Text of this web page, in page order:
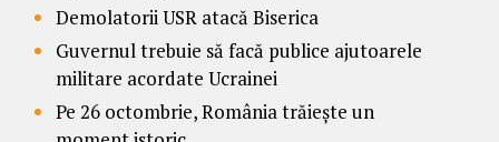
Demolatorii USR atacă Biserica
Guvernul trebuie să facă publice ajutoarele
militare acordate Ucrainei
Pe 26 octombrie, România trăiește un